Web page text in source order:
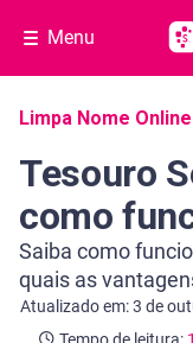
Menu
Navegação do blog
Limpa Nome Online
Tesouro
como
Saiba como
quais as
Atualizado em: 3 de
Categoria Negociar
Tempo de leitura: